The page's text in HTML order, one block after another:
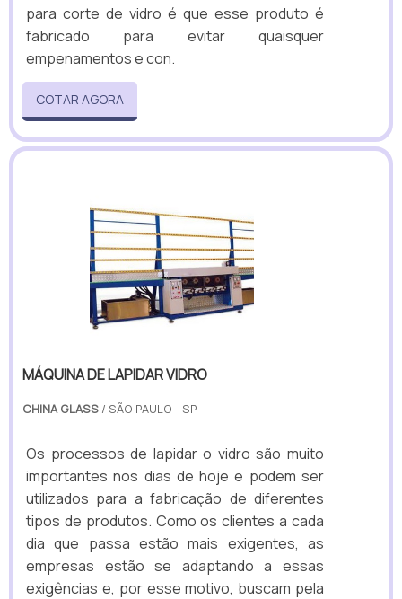
para corte de vidro é que esse produto é
fabricado para evitar quaisquer
empenamentos e con.
COTAR AGORA
MÁQUINA DE LAPIDAR VIDRO
CHINA GLASS / SÃO PAULO - SP
Os processos de lapidar o vidro são muito
importantes nos dias de hoje e podem ser
utilizados para a fabricação de diferentes
tipos de produtos. Como os clientes a cada
dia que passa estão mais exigentes, as
empresas estão se adaptando a essas
exigências e, por esse motivo, buscam pela